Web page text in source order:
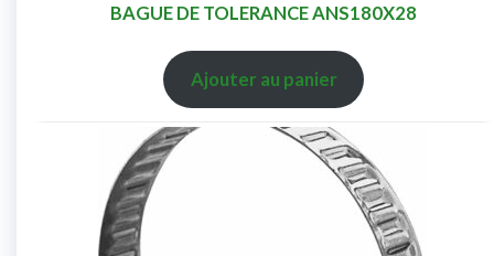
BAGUE DE TOLERANCE ANS180X28
Ajouter au panier